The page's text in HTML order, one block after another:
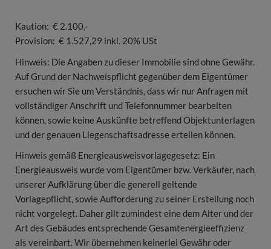
Kaution: € 2.100,-
Provision: € 1.527,29 inkl. 20% USt
Hinweis: Die Angaben zu dieser Immobilie sind ohne Gewähr.
Auf Grund der Nachweispflicht gegenüber dem Eigentümer
ersuchen wir Sie um Verständnis, dass wir nur Anfragen mit
vollständiger Anschrift und Telefonnummer bearbeiten
können, sowie keine Auskünfte betreffend Objektunterlagen
und der genauen Liegenschaftsadresse erteilen können.
Hinweis gemäß Energieausweisvorlagegesetz: Ein
Energieausweis wurde vom Eigentümer bzw. Verkäufer, nach
unserer Aufklärung über die generell geltende
Vorlagepflicht, sowie Aufforderung zu seiner Erstellung noch
nicht vorgelegt. Daher gilt zumindest eine dem Alter und der
Art des Gebäudes entsprechende Gesamtenergieeffizienz
als vereinbart. Wir übernehmen keinerlei Gewähr oder